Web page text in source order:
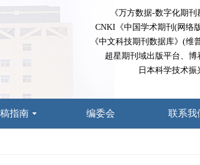
《万方数据-数字化期
CNKI《中国学术期刊(网络
《中文科技期刊数据库》(维
超星期刊域出版平台、博
日本科学技术
指南 编委会 联系我